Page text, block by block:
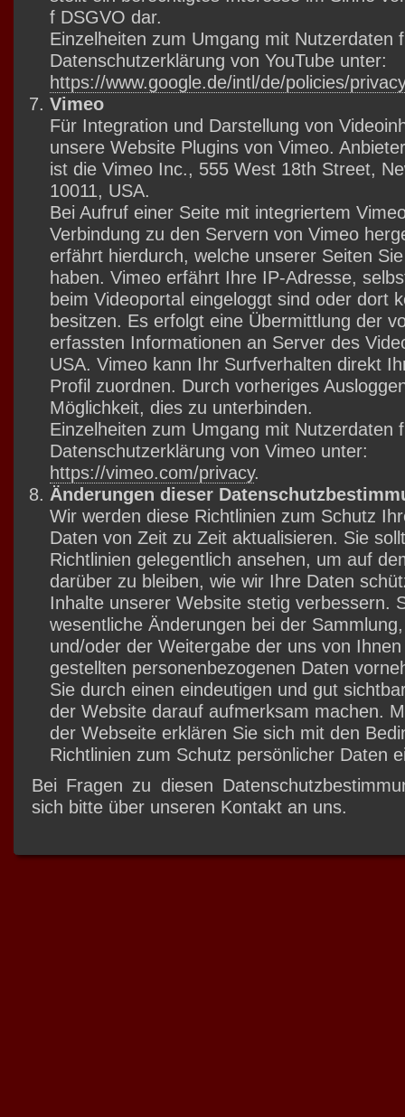
f DSGVO dar.
Einzelheiten zum Umgang mit Nutzerdaten
Datenschutzerklärung von YouTube unter:
https://www.google.de/intl/de/policies/privacy
Vimeo
Für Integration und Darstellung von
unsere Website Plugins von Vimeo.
ist die Vimeo Inc., 555 West 18th Street,
10011, USA.
Bei Aufruf einer Seite mit integriertem
Verbindung zu den Servern von Vimeo
erfährt hierdurch, welche unserer Seiten
haben. Vimeo erfährt Ihre IP-Adresse,
beim Videoportal eingeloggt sind oder dort
besitzen. Es erfolgt eine Übermittlung der
erfassten Informationen an Server des
USA. Vimeo kann Ihr Surfverhalten direkt
Profil zuordnen. Durch vorheriges
Möglichkeit, dies zu unterbinden.
Einzelheiten zum Umgang mit Nutzerdaten
Datenschutzerklärung von Vimeo unter:
https://vimeo.com/privacy.
Änderungen dieser
Wir werden diese Richtlinien zum Schutz
Daten von Zeit zu Zeit aktualisieren. Sie
Richtlinien gelegentlich ansehen, um auf
darüber zu bleiben, wie wir Ihre Daten
Inhalte unserer Website stetig verbessern.
wesentliche Änderungen bei der
und/oder der Weitergabe der uns von
gestellten personenbezogenen Daten
Sie durch einen eindeutigen und gut
der Website darauf aufmerksam machen.
der Webseite erklären Sie sich mit den
Richtlinien zum Schutz persönlicher Daten
Bei Fragen zu diesen
sich bitte über unseren Kontakt an uns.